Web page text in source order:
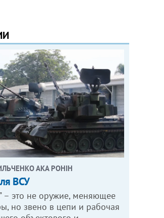
АКА РОНІН
ВСУ
– это не оружие, меняющее
но звено в цепи и рабочая